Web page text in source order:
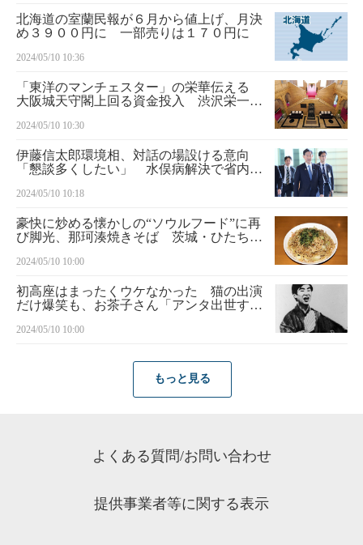
北海道の室蘭民報が６月から値上げ、月決
め３９００円に 一部売りは１７０円に
2024/05/10 10:36
「東洋のマンチェスター」の栄華伝える
大阪城天守閣上回る資金投入 渋沢栄一も
㊦ 綿業会館（１９３１年）
2024/05/10 10:30
伊藤信太郎環境相、対話の場設ける意向
「懇談多くしたい」 水俣病解決で省内体
2024/05/10 10:18
豪快に炒める懐かしの“ソウルフード”に再
び脚光、那珂湊焼きそば 茨城・ひたちな
2024/05/10 10:00
初高座はまったくウケなかった 猫の出演
だけ爆笑も、お茶子さん「アンタ出世する
＞
2024/05/10 10:00
もっと見る
よくある質問/お問い合わせ
提供事業者等に関する表示